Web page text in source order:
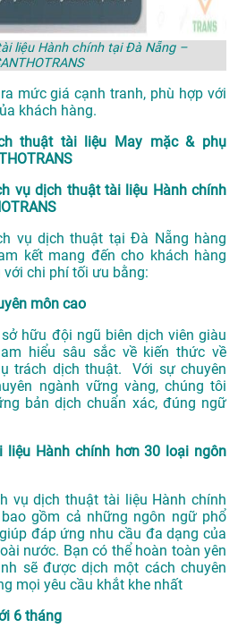
liệu Hành chính tại Đà Nẵng –
mức giá cạnh tranh, phù hợp với
khách hàng.
thuật tài liệu May mặc & phụ
vụ dịch thuật tài liệu Hành chính
vụ dịch thuật tại Đà Nẵng hàng
kết mang đến cho khách hàng
chi phí tối ưu bằng:
môn cao
sở hữu đội ngũ biên dịch viên giàu
hiểu sâu sắc về kiến thức về
trách dịch thuật. Với sự chuyên
ngành vững vàng, chúng tôi
bản dịch chuẩn xác, đúng ngữ
liệu Hành chính hơn 30 loại ngôn
vụ dịch thuật tài liệu Hành chính
gồm cả những ngôn ngữ phổ
đáp ứng nhu cầu đa dạng của
nước. Bạn có thể hoàn toàn yên
sẽ được dịch một cách chuyên
mọi yêu cầu khắt khe nhất
6 tháng